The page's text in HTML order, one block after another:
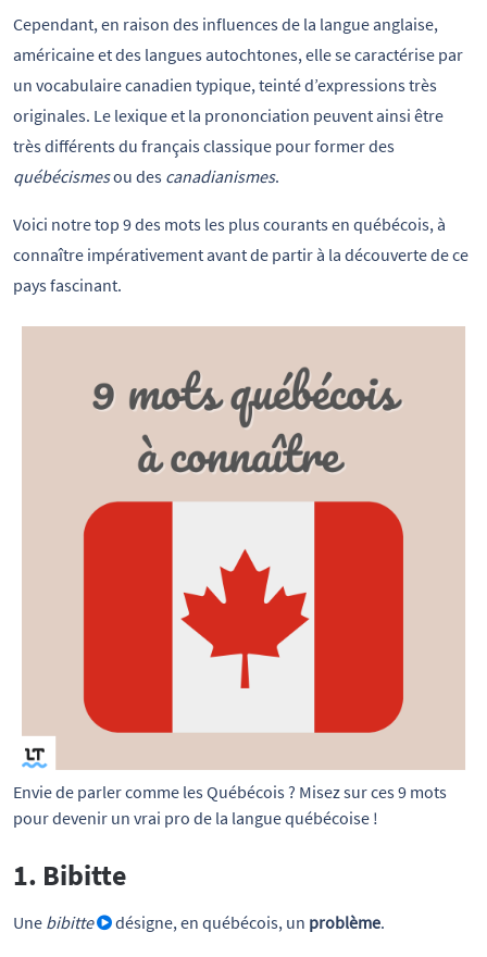
Cependant, en raison des influences de la langue anglaise,
américaine et des langues autochtones, elle se caractérise par
un vocabulaire canadien typique, teinté d’expressions très
originales. Le lexique et la prononciation peuvent ainsi être
très différents du français classique pour former des
québécismesou des canadianismes.
Voici notre top 9 des mots les plus courants en québécois, à
connaître impérativement avant de partir à la découverte de ce
pays fascinant.
Envie de parler comme les Québécois ? Misez sur ces 9 mots
pour devenir un vrai pro de la langue québécoise !
1. Bibitte
Une bibitte désigne, en québécois, un problème.